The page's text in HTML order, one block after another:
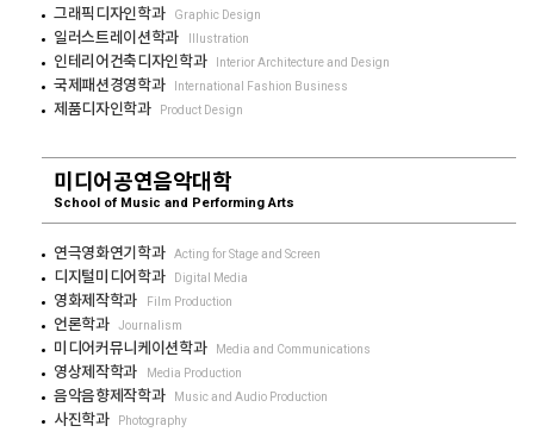
그래픽디자인학과 Graphic Design
일러스트레이션학과 Illustration
인테리어건축디자인학과 Interior Architecture and Design
국제패션경영학과 International Fashion Business
제품디자인학과 Product Design
미디어공연음악대학
School of Music and Performing Arts
연극영화연기학과 Acting for Stage and Screen
디지털미디어학과 Digital Media
영화제작학과 Film Production
언론학과 Journalism
미디어커뮤니케이션학과 Media and Communications
영상제작학과 Media Production
음악음향제작학과 Music and Audio Production
사진학과 Photography